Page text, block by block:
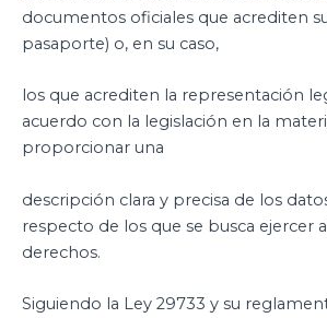
documentos oficiales que acrediten
pasaporte) o, en su caso,
los que acrediten la representación
acuerdo con la legislación en la
proporcionar una
descripción clara y precisa de los
respecto de los que se busca ejercer
derechos.
Siguiendo la Ley 29733 y su